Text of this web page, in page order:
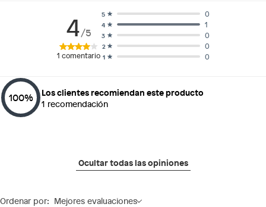
4/5
1 comentario 1 0
2 0
3 0
4 1
5 0
100% Los clientes recomiendan este producto
1 recomendación
Ocultar todas las opiniones
Ordenar por: Mejores evaluaciones